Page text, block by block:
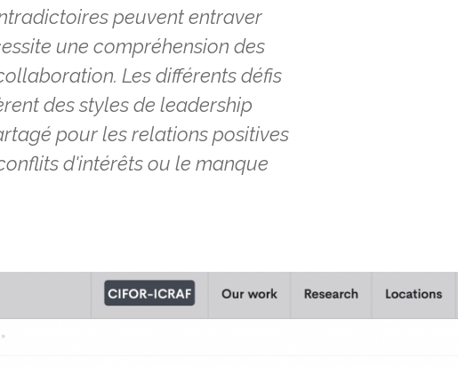
peuvent entraver
une compréhension des
Les différents défis
des styles de leadership
pour les relations positives
d'intérêts ou le manque